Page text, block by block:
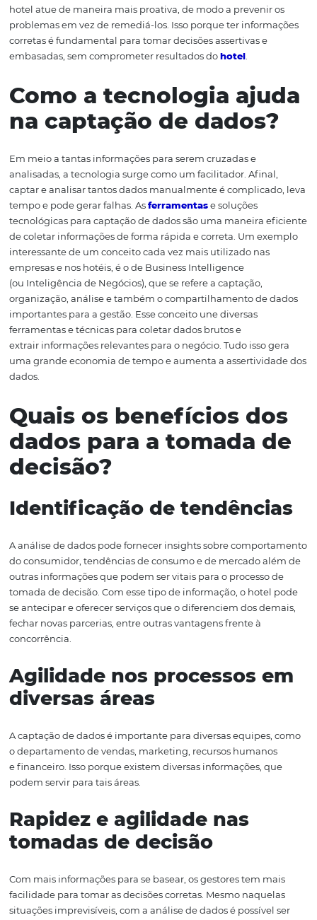
Porque a análise de
dados é tão
A análise de dados é essencial para os gestores que
embasar e justificar decisões. Esse tipo de análise
hotel atue de maneira mais proativa, de modo a
corretas é fundamental para tomar decisões assertivas e
embasadas, sem comprometer resultados dohotel.
Como a tecnologia
na captação de
Em meio a tantas informações para serem cruzadas e
analisadas, a tecnologia surge como um facilitador.
captar e analisar tantos dados manualmente é
tempo e pode gerar falhas. As ferramentase soluções
tecnológicas para captação de dados são uma maneira
interessante de um conceito cada vez mais utilizado nas
empresas e nos hotéis, é o de Business Intelligence
(ou Inteligência de Negócios), que se refere a captação,
organização, análise e também o compartilhamento de
ferramentas e técnicas para coletar dados brutos e
uma grande economia de tempo e aumenta a
dados.
Quais os benefícios
dados para a tomada
decisão?
A análise de dados pode fornecer insights sobre
do consumidor, tendências de consumo e de mercado
tomada de decisão. Com esse tipo de informação, o
se antecipar e oferecer serviços que o diferenciem dos
fechar novas parcerias, entre outras vantagens frente à
Agilidade nos processos